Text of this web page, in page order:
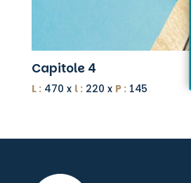
Capitole 4
L :470 x l :220 x P :145